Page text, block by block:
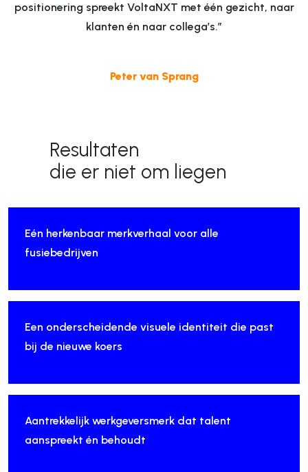
positionering spreekt VoltaNXT met één gezicht, naar
klanten én naar collega’s.”
Peter van Sprang
Resultaten
die er niet om liegen
Eén herkenbaar merkverhaal voor alle
fusiebedrijven
Een onderscheidende visuele identiteit die past
bij de nieuwe koers
Aantrekkelijk werkgeversmerk dat talent
aanspreekt én behoudt